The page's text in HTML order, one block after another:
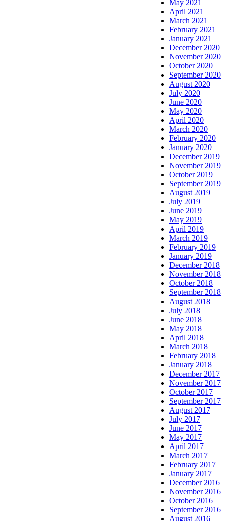
May 2021
April 2021
March 2021
February 2021
January 2021
December 2020
November 2020
October 2020
September 2020
August 2020
July 2020
June 2020
May 2020
April 2020
March 2020
February 2020
January 2020
December 2019
November 2019
October 2019
September 2019
August 2019
July 2019
June 2019
May 2019
April 2019
March 2019
February 2019
January 2019
December 2018
November 2018
October 2018
September 2018
August 2018
July 2018
June 2018
May 2018
April 2018
March 2018
February 2018
January 2018
December 2017
November 2017
October 2017
September 2017
August 2017
July 2017
June 2017
May 2017
April 2017
March 2017
February 2017
January 2017
December 2016
November 2016
October 2016
September 2016
August 2016